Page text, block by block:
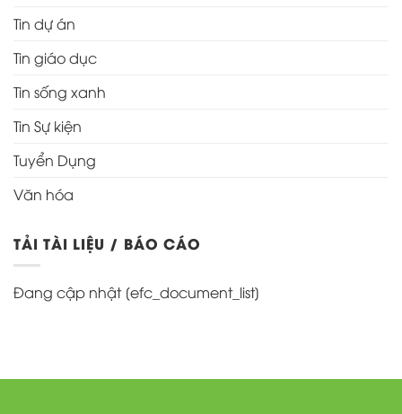
Tin dự án
Tin giáo dục
Tin sống xanh
Tin Sự kiện
Tuyển Dụng
Văn hóa
TẢI TÀI LIỆU / BÁO CÁO
Đang cập nhật [efc_document_list]